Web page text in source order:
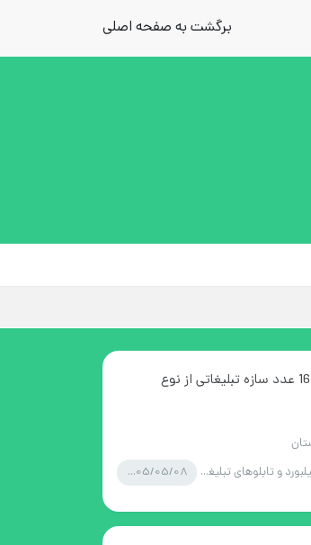
برگشت به صفحه اصلی
استعلام تهیه و نصب تعداد 16 عدد سازه تبلیغاتی از نوع
بیلبورد و تابلوهای تبلیغاتی 1405/05/08